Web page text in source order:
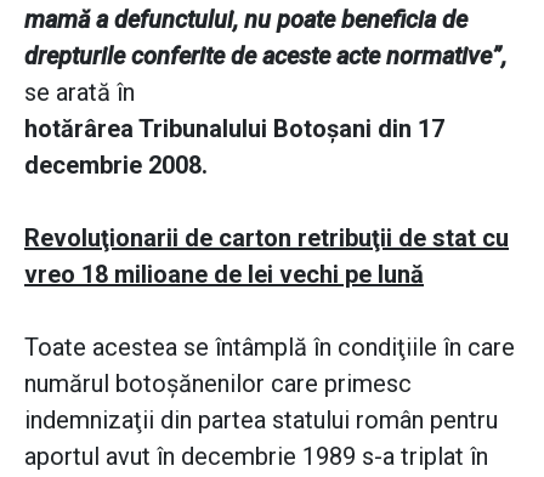
mamă a defunctului, nu poate beneficia de
drepturile conferite de aceste acte normative”,
se arată în
hotărârea Tribunalului Botoşani din 17
decembrie 2008.
Revoluţionarii de carton retribuţii de stat cu
vreo 18 milioane de lei vechi pe lună
Toate acestea se întâmplă în condiţiile în care
numărul botoşănenilor care primesc
indemnizaţii din partea statului român pentru
aportul avut în decembrie 1989 s-a triplat în